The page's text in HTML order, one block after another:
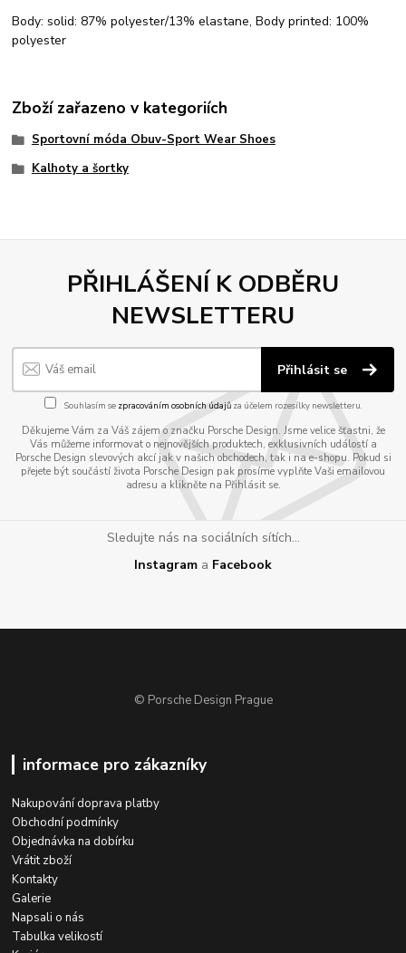
Body: solid: 87% polyester/13% elastane, Body printed: 100%
polyester
Zboží zařazeno v kategoriích
Sportovní móda Obuv-Sport Wear Shoes
Kalhoty a šortky
PŘIHLÁŠENÍ K ODBĚRU
NEWSLETTERU
Přihlásit se
Souhlasím se zpracováním osobních údajůza účelem rozesílky newsletteru.
Děkujeme Vám za Váš zájem o značku Porsche Design. Jsme velice šťastni, že
Vás můžeme informovat o nejnovějších produktech, exklusivních událostí a
Porsche Design slevových akcí jak v našich obchodech, tak i na e-shopu. Pokud si
přejete být součástí života Porsche Design pak prosíme vyplňte Vaši emailovou
adresu a klikněte na Přihlásit se.
Sledujte nás na sociálních sítích...
Instagram a Facebook
© Porsche Design Prague
informace pro zákazníky
Nakupování doprava platby
Obchodní podmínky
Objednávka na dobírku
Vrátit zboží
Kontakty
Galerie
Napsali o nás
Tabulka velikostí